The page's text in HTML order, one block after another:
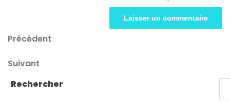
Navigation
de
l’article
Article
Précédent
Article
suivant
Suivant
Rechercher